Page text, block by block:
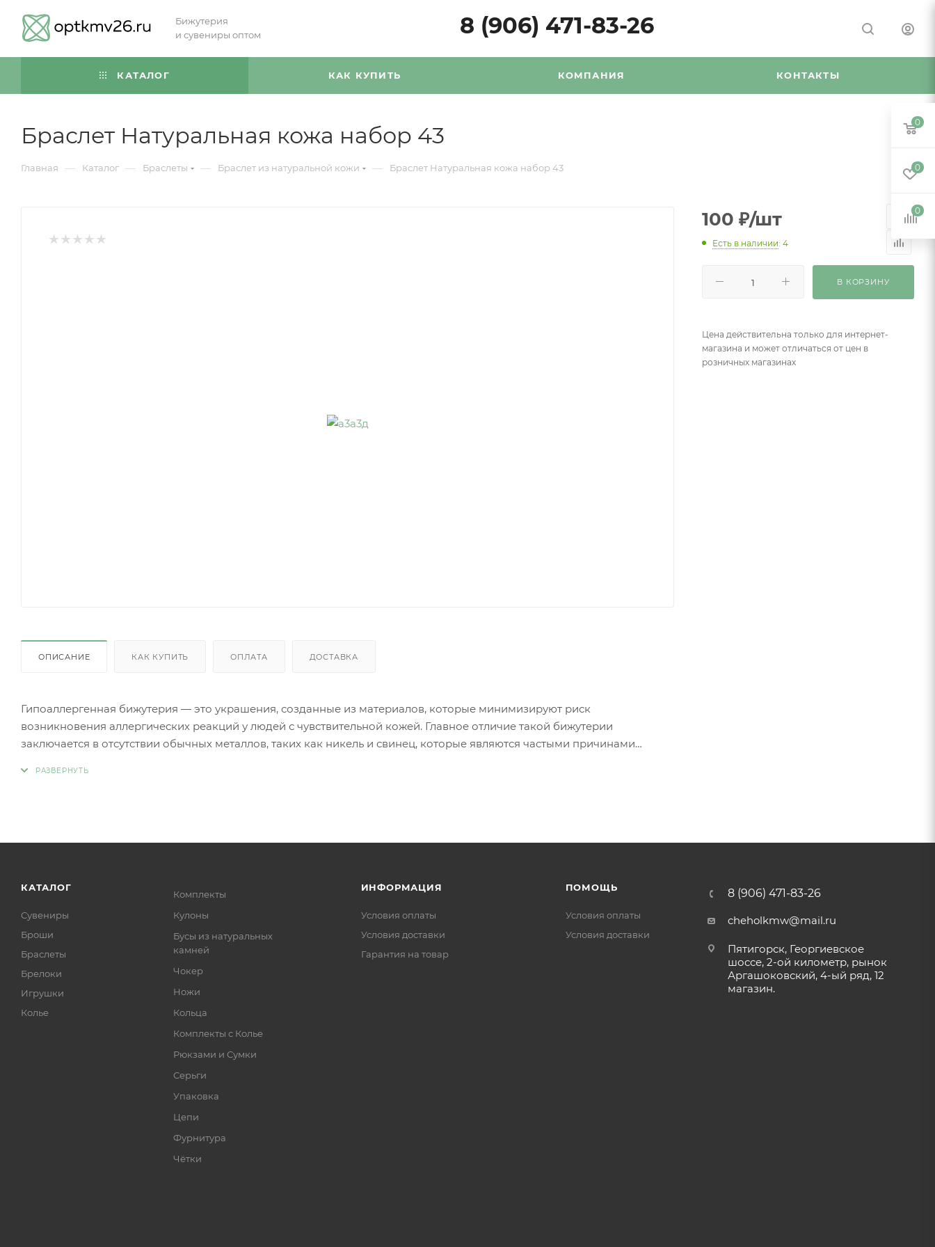
Бижутерия
и сувениры оптом
8 (906) 471-83-26
КАТАЛОГ КАК КУПИТЬ КОМПАНИЯ КОНТАКТЫ
Браслет Натуральная кожа набор 43
Главная — Каталог — Браслеты — Браслет из натуральной кожи — Браслет Натуральная кожа набор 43
ОПИСАНИЕ КАК КУПИТЬ ОПЛАТА ДОСТАВКА
Гипоаллергенная бижутерия — это украшения, созданные из материалов, которые минимизируют риск
возникновения аллергических реакций у людей с чувствительной кожей. Главное отличие такой бижутерии
заключается в отсутствии обычных металлов, таких как никель и свинец, которые являются частыми причинами
Золото (особенно высокой пробы, хотя даже золотые изделия могут содержать никель в сплавах).
Ниобий.
100 ₽/шт
Есть в наличии: 4
В КОРЗИНУ
Цена действительна только для интернет-
магазина и может отличаться от цен в
розничных магазинах
КАТАЛОГ
Сувениры
Броши
Браслеты
Брелоки
Игрушки
Колье
Комплекты
Кулоны
Бусы из натуральных
камней
Чокер
Ножи
Кольца
Комплекты с Колье
Рюкзами и Сумки
Серьги
Упаковка
Цепи
Фурнитура
Чётки
ИНФОРМАЦИЯ
Условия оплаты
Условия доставки
Гарантия на товар
ПОМОЩЬ
Условия оплаты
Условия доставки
8 (906) 471-83-26
cheholkmw@mail.ru
Пятигорск, Георгиевское
шоссе, 2-ой километр, рынок
Аргашоковский, 4-ый ряд, 12
магазин.
0
0
0